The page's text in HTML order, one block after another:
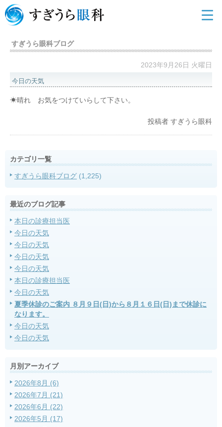
すぎうら眼科ブログ
2023年9月26日 火曜日
今日の天気
☀晴れ お気をつけていらして下さい。
投稿者 すぎうら眼科
カテゴリ一覧
すぎうら眼科ブログ (1,225)
最近のブログ記事
本日の診療担当医
今日の天気
今日の天気
今日の天気
今日の天気
本日の診療担当医
今日の天気
夏季休診のご案内 ８月９日(日)から８月１６日(日)まで休診に
なります。
今日の天気
今日の天気
月別アーカイブ
2026年8月 (6)
2026年7月 (21)
2026年6月 (22)
2026年5月 (17)